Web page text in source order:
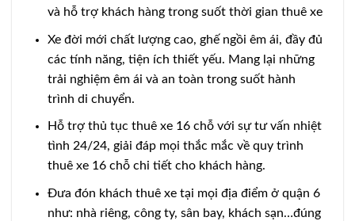
và hỗ trợ khách hàng trong suốt thời gian thuê xe
Xe đời mới chất lượng cao, ghế ngồi êm ái, đầy đủ
các tính năng, tiện ích thiết yếu. Mang lại những
trải nghiệm êm ái và an toàn trong suốt hành
trình di chuyển.
Hỗ trợ thủ tục thuê xe 16 chỗ với sự tư vấn nhiệt
tình 24/24, giải đáp mọi thắc mắc về quy trình
thuê xe 16 chỗ chi tiết cho khách hàng.
Đưa đón khách thuê xe tại mọi địa điểm ở quận 6
như: nhà riêng, công ty, sân bay, khách sạn…đúng